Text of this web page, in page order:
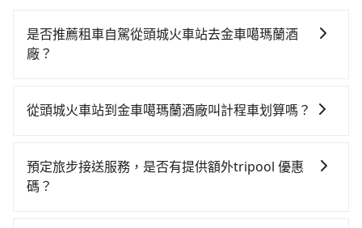
是否推薦租車自駕從頭城火車站去金車噶瑪蘭酒
廠？
對的時間彈性，最重要的是你當天就要來回，那在宜蘭
公里再額外加收$3.2，從頭城火車站到金車噶瑪蘭酒廠
的花費預估為$550~1,050（金額差異來自於平假日、車
從頭城火車站到金車噶瑪蘭酒廠叫計程車划算嗎？
灣大車隊、Uber、Line Taxi、Yoxi等，如果在路邊攔不
到車，也可考慮打電話至頭城火車站附近的計程車隊，
預定旅步接送服務，是否有提供額外tripool 優惠
碼？